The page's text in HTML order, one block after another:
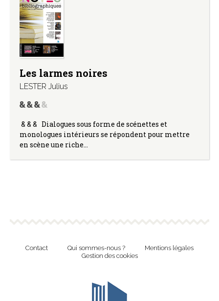
Les larmes noires
LESTER Julius
& & & Dialogues sous forme de scénettes et
monologues intérieurs se répondent pour mettre
en scène une riche…
Contact Qui sommes-nous ?
Mentions légales
Gestion des cookies